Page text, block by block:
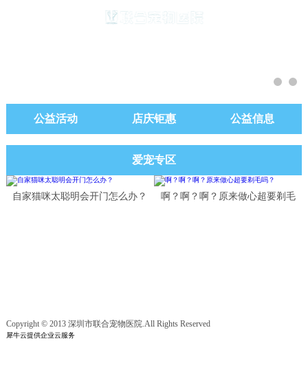
公益活动 店庆钜惠 公益信息
爱宠专区
自家猫咪太聪明会开门怎么办？ 啊？啊？啊？原来做心超要剃毛
Copyright © 2013 深圳市联合宠物医院.All Rights Reserved
犀牛云提供企业云服务